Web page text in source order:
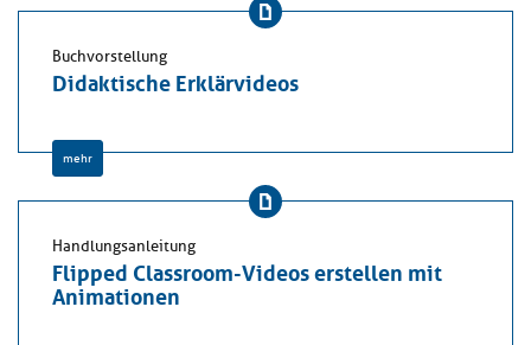
Buchvorstellung
Didaktische Erklärvideos
mehr
Handlungsanleitung
Flipped Classroom-Videos erstellen mit
Animationen